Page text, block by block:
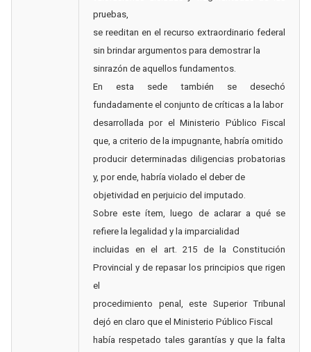
pruebas,
se reeditan en el recurso extraordinario federal
sin brindar argumentos para demostrar la
sinrazón de aquellos fundamentos.
En esta sede también se desechó
fundadamente el conjunto de críticas a la labor
desarrollada por el Ministerio Público Fiscal
que, a criterio de la impugnante, habría omitido
producir determinadas diligencias probatorias
y, por ende, habría violado el deber de
objetividad en perjuicio del imputado.
Sobre este ítem, luego de aclarar a qué se
refiere la legalidad y la imparcialidad
incluidas en el art. 215 de la Constitución
Provincial y de repasar los principios que rigen
el
procedimiento penal, este Superior Tribunal
dejó en claro que el Ministerio Público Fiscal
había respetado tales garantías y que la falta